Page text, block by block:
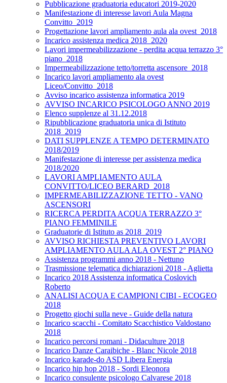
Pubblicazione graduatoria educatori 2019-2020
Manifestazione di interesse lavori Aula Magna
Convitto_2019
Progettazione lavori ampliamento aula ala ovest_2018
Incarico assistenza medica 2018_2020
Lavori impermeabilizzazione - perdita acqua terrazzo 3°
piano_2018
Impermeabilizzazione tetto/torretta ascensore_2018
Incarico lavori ampliamento ala ovest
Liceo/Convitto_2018
Avviso incarico assistenza informatica 2019
AVVISO INCARICO PSICOLOGO ANNO 2019
Elenco supplenze al 31.12.2018
Ripubblicazione graduatoria unica di Istituto
2018_2019
DATI SUPPLENZE A TEMPO DETERMINATO
2018/2019
Manifestazione di interesse per assistenza medica
2018/2020
LAVORI AMPLIAMENTO AULA
CONVITTO/LICEO BERARD_2018
IMPERMEABILIZZAZIONE TETTO - VANO
ASCENSORI
RICERCA PERDITA ACQUA TERRAZZO 3°
PIANO FEMMINILE
Graduatorie di Istituto as 2018_2019
AVVISO RICHIESTA PREVENTIVO LAVORI
AMPLIAMENTO AULA ALA OVEST 2° PIANO
Assistenza programmi anno 2018 - Nettuno
Trasmissione telematica dichiarazioni 2018 - Aglietta
Incarico 2018 Assistenza informatica Coslovich
Roberto
ANALISI ACQUA E CAMPIONI CIBI - ECOGEO
2018
Progetto giochi sulla neve - Guide della natura
Incarico scacchi - Comitato Scacchistico Valdostano
2018
Incarico percorsi romani - Didaculture 2018
Incarico Danze Caraibiche - Blanc Nicole 2018
Incarico karade-do ASD Libera Energia
Incarico hip hop 2018 - Sordi Eleonora
Incarico consulente psicologo Calvarese 2018